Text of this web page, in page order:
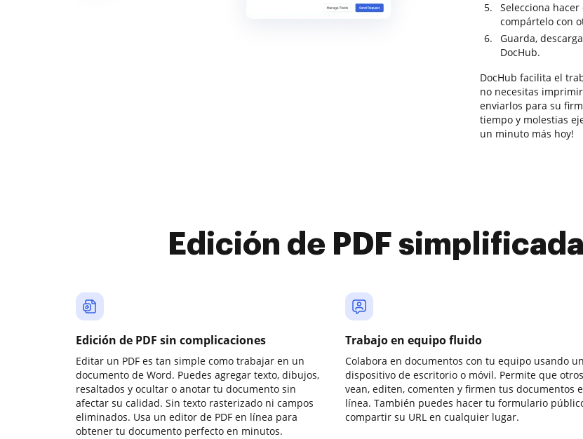
Selecciona
compártelo con
Guarda,
DocHub.
DocHub facilita el
no necesitas
enviarlos para su
tiempo y molestias
un minuto más hoy!
Edición de PDF
Edición de PDF sin complicaciones
Editar un PDF es tan simple como trabajar en un
documento de Word. Puedes agregar texto, dibujos,
resaltados y ocultar o anotar tu documento sin
afectar su calidad. Sin texto rasterizado ni campos
eliminados. Usa un editor de PDF en línea para
obtener tu documento perfecto en minutos.
Trabajo en equipo fluido
Colabora en documentos con tu equipo usando un
dispositivo de escritorio o móvil. Permite que otros
vean, editen, comenten y firmen tus documentos
línea. También puedes hacer tu formulario
compartir su URL en cualquier lugar.